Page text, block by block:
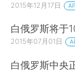
2015年12月17日
白俄罗斯将于
2015年07月01日
白俄罗斯中央